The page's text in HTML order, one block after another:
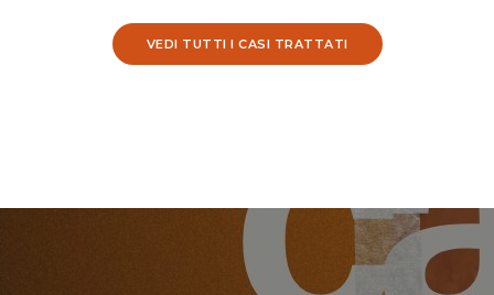
VEDI TUTTI I CASI TRATTATI